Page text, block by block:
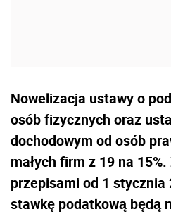
Nowelizacja ustawy o
osób fizycznych oraz
dochodowym od osób
małych firm z 19 na
przepisami od 1 stycznia
stawkę podatkową będą